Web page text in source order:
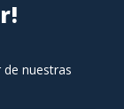
nuestras